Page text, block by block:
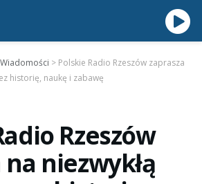
Wiadomości > Polskie Radio Rzeszów zaprasza
historię, naukę i zabawę
Rzeszów
niezwykłą